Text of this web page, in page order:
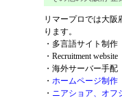
リマープロでは大阪
ります。
・ 多言語サイト制作
・ Recruitment website
・ 海外サーバー手配
・ ホームページ制作
・ ニアショア、オフ